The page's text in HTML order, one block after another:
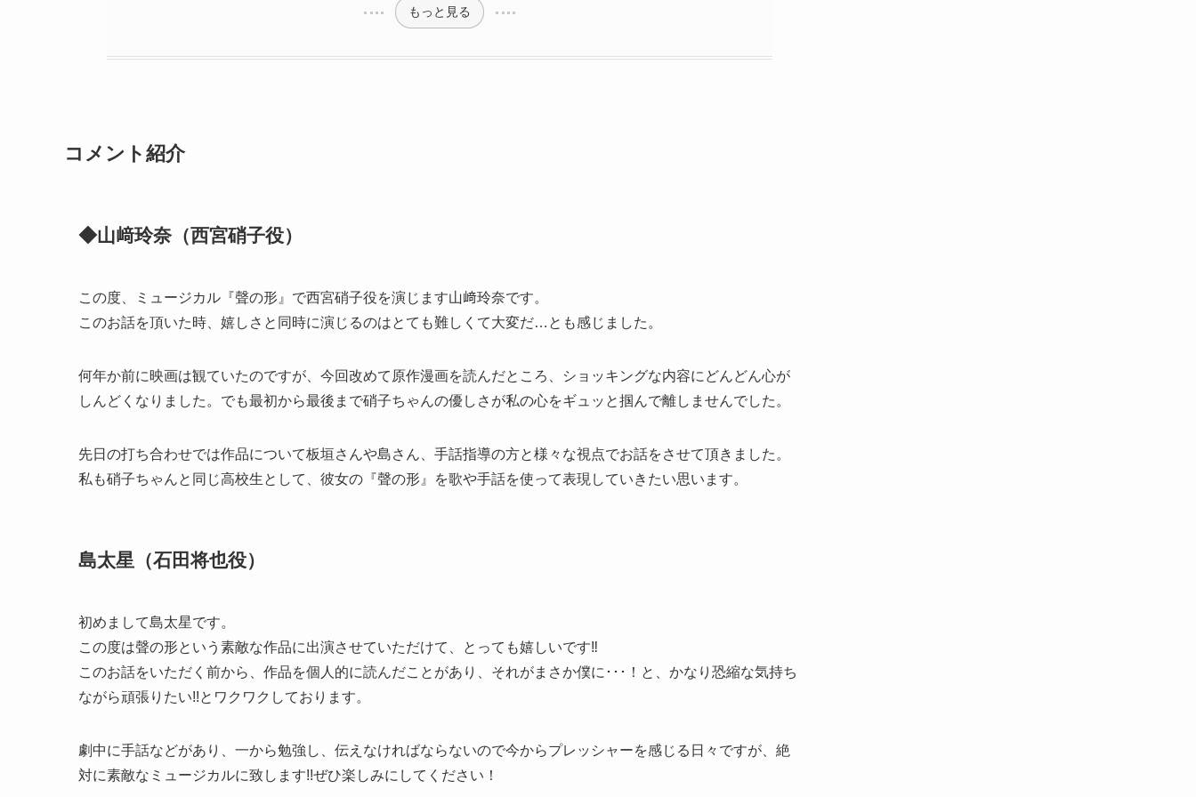
もっと見る
コメント紹介
◆山﨑玲奈（西宮硝子役）
この度、ミュージカル『聲の形』で西宮硝子役を演じます山﨑玲奈です。
このお話を頂いた時、嬉しさと同時に演じるのはとても難しくて大変だ…とも感じました。
何年か前に映画は観ていたのですが、今回改めて原作漫画を読んだところ、ショッキングな内容にどんどん心が
しんどくなりました。でも最初から最後まで硝子ちゃんの優しさが私の心をギュッと掴んで離しませんでした。
先日の打ち合わせでは作品について板垣さんや島さん、手話指導の方と様々な視点でお話をさせて頂きました。
私も硝子ちゃんと同じ高校生として、彼女の『聲の形』を歌や手話を使って表現していきたい思います。
島太星（石田将也役）
初めまして島太星です。
この度は聲の形という素敵な作品に出演させていただけて、とっても嬉しいです‼︎
このお話をいただく前から、作品を個人的に読んだことがあり、それがまさか僕に･･･！と、かなり恐縮な気持ち
ながら頑張りたい!!とワクワクしております。
劇中に手話などがあり、一から勉強し、伝えなければならないので今からプレッシャーを感じる日々ですが、絶
対に素敵なミュージカルに致します!!ぜひ楽しみにしてください！